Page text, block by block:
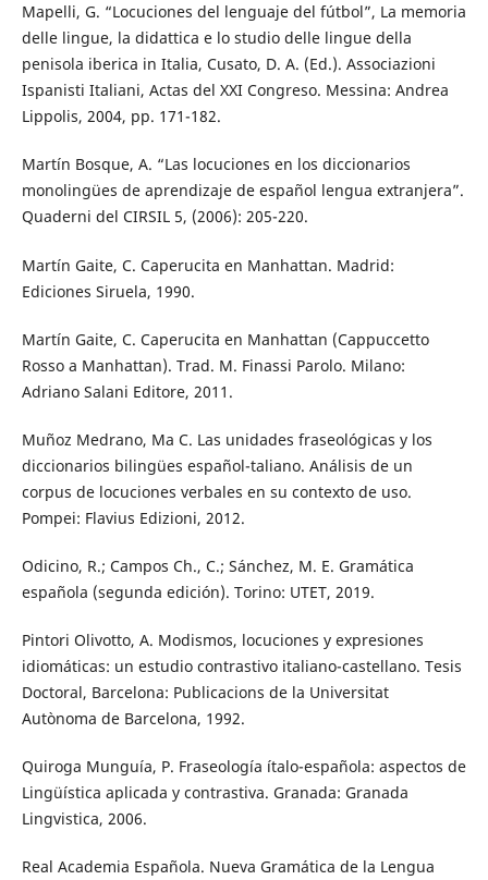
Mapelli, G. “Locuciones del lenguaje del fútbol”, La memoria
delle lingue, la didattica e lo studio delle lingue della
penisola iberica in Italia, Cusato, D. A. (Ed.). Associazioni
Ispanisti Italiani, Actas del XXI Congreso. Messina: Andrea
Lippolis, 2004, pp. 171-182.
Martín Bosque, A. “Las locuciones en los diccionarios
monolingües de aprendizaje de español lengua extranjera”.
Quaderni del CIRSIL 5, (2006): 205-220.
Martín Gaite, C. Caperucita en Manhattan. Madrid:
Ediciones Siruela, 1990.
Martín Gaite, C. Caperucita en Manhattan (Cappuccetto
Rosso a Manhattan). Trad. M. Finassi Parolo. Milano:
Adriano Salani Editore, 2011.
Muñoz Medrano, Ma C. Las unidades fraseológicas y los
diccionarios bilingües español-taliano. Análisis de un
corpus de locuciones verbales en su contexto de uso.
Pompei: Flavius Edizioni, 2012.
Odicino, R.; Campos Ch., C.; Sánchez, M. E. Gramática
española (segunda edición). Torino: UTET, 2019.
Pintori Olivotto, A. Modismos, locuciones y expresiones
idiomáticas: un estudio contrastivo italiano-castellano. Tesis
Doctoral, Barcelona: Publicacions de la Universitat
Autònoma de Barcelona, 1992.
Quiroga Munguía, P. Fraseología ítalo-española: aspectos de
Lingüística aplicada y contrastiva. Granada: Granada
Lingvistica, 2006.
Real Academia Española. Nueva Gramática de la Lengua